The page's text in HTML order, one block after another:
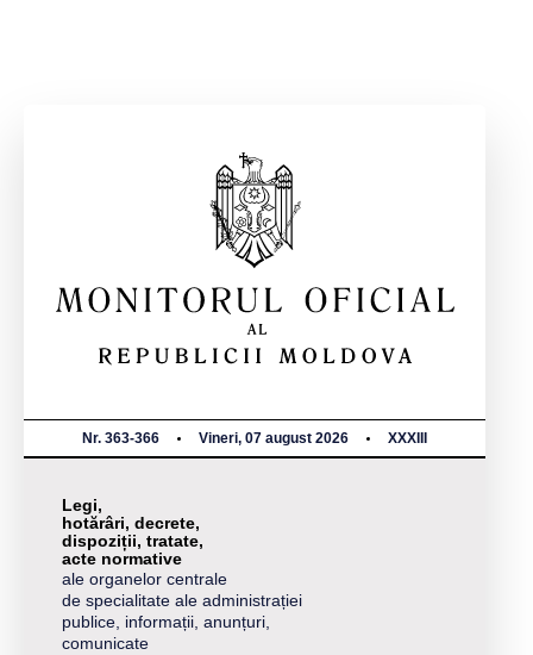
Nr. 363-366 Vineri, 07 august 2026 XXXIII
Legi,
hotărâri, decrete,
dispoziții, tratate,
acte normative
ale organelor centrale
de specialitate ale administrației
publice, informații, anunțuri,
comunicate